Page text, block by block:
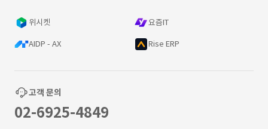
위시켓 요즘IT
AIDP - AX Rise ERP
고객 문의
02-6925-4849